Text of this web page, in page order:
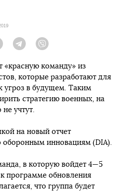
Twitter Telegram
«красную команду» из
которые разработают для
угроз в будущем. Таким
стратегию военных, на
учтут.
на новый отчет
оборонным инновациям (DIA).
в которую войдет 4—5
программе обновления
что группа будет